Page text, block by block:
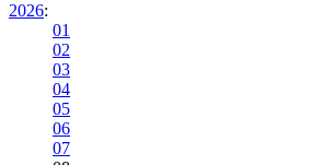
2026:
01
02
03
04
05
06
07